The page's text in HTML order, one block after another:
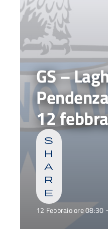
GS –
12
s
h
a
r
e
12 Febbraio ore 08:30